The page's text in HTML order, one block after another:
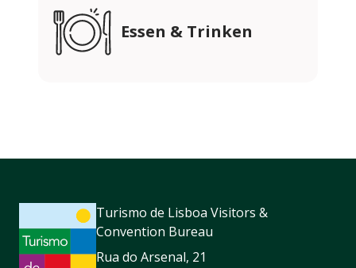
Essen & Trinken
Turismo de Lisboa Visitors &
Convention Bureau
Rua do Arsenal, 21